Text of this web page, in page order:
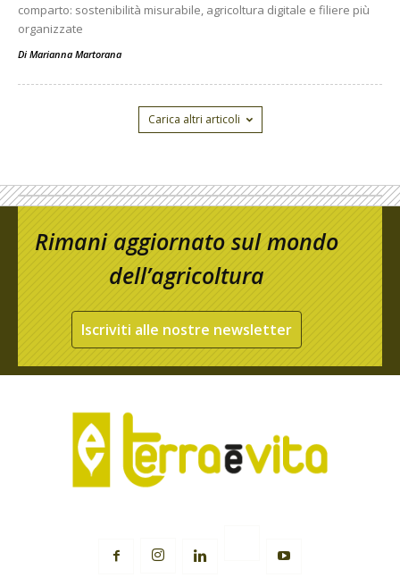
comparto: sostenibilità misurabile, agricoltura digitale e filiere più
organizzate
Di Marianna Martorana
Carica altri articoli
Rimani aggiornato sul mondo
dell’agricoltura
Iscriviti alle nostre newsletter